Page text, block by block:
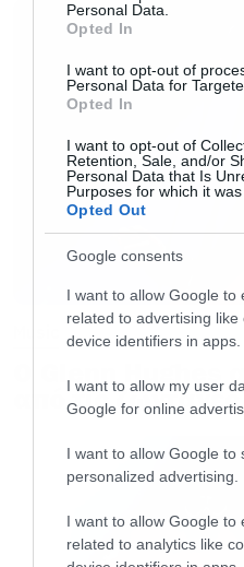
Personal Data.
Opted In
I want to opt-out of
Personal Data for
Opted In
I want to opt-out of
Retention, Sale, and/or
Personal Data that Is
Purposes for which it was
Opted Out
Google consents
I want to allow Google to
related to advertising
device identifiers in apps.
I want to allow my user
Google for online
I want to allow Google to
personalized advertising.
I want to allow Google to
related to analytics like
μετά το περσινό
προβλήματα στατικής
Καλατράβα, το
Αγώνες του 2004
χαλύβδινες
Ο Glenn Hughes
από τις